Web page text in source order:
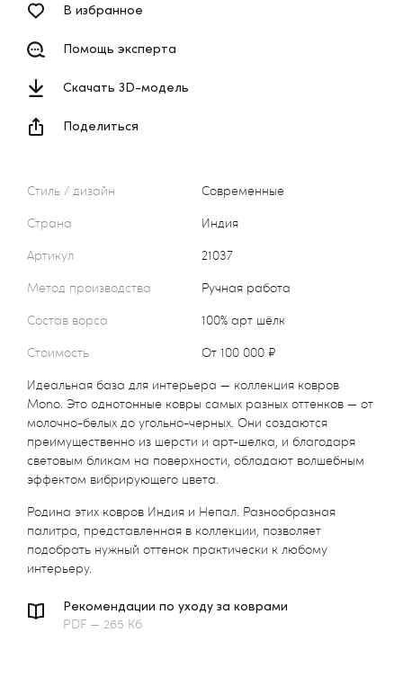
Стиль / дизайн
Современные
Страна
Индия
Артикул
21037
Метод производства
Ручная работа
Состав ворса
100% арт шёлк
Стоимость
от 100 000 ₽
Идеальная база для интерьера — коллекция ковров
Mono. Это однотонные ковры самых разных оттенков — от
молочно-белых до угольно-черных. Они создаются
преимущественно из шерсти и арт-шелка, и благодаря
световым бликам на поверхности, обладают волшебным
эффектом вибрирующего цвета.
Родина этих ковров Индия и Непал. Разнообразная
палитра, представленная в коллекции, позволяет
подобрать нужный оттенок практически к любому
интерьеру.
Рекомендации по уходу за коврами
PDF — 265 Кб
В избранное
Помощь эксперта
Скачать 3D-модель
Поделиться